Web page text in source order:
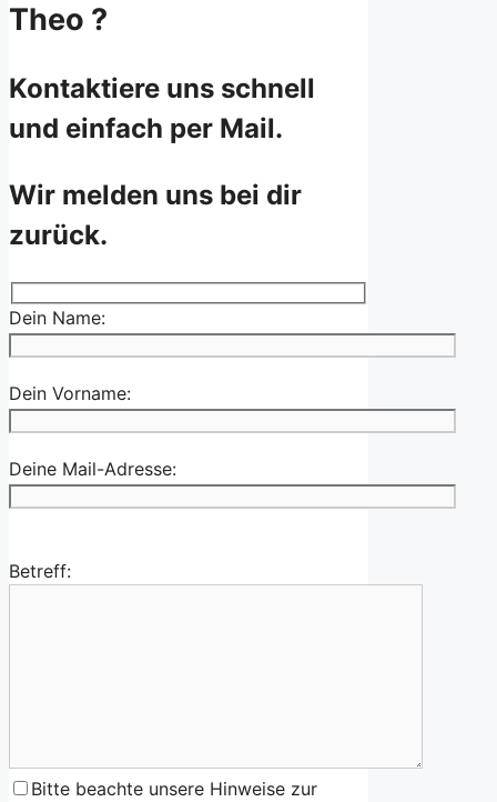
Theo ?
Kontaktiere uns schnell
und einfach per Mail.
Wir melden uns bei dir
zurück.
Dein Name:
Dein Vorname:
Deine Mail-Adresse:
Betreff:
Bitte beachte unsere Hinweise zur